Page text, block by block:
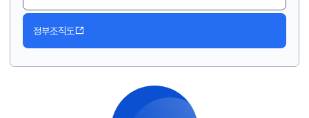
정부조직도